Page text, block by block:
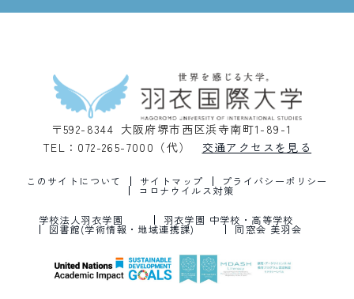
〒592-8344 大阪府堺市西区浜寺南町1-89-1
TEL：072-265-7000（代）
交通アクセスを見る
このサイトについて サイトマップ プライバシーポリシー
コロナウイルス対策
学校法人羽衣学園 羽衣学園 中学校・高等学校
図書館(学術情報・地域連携課) 同窓会 美羽会